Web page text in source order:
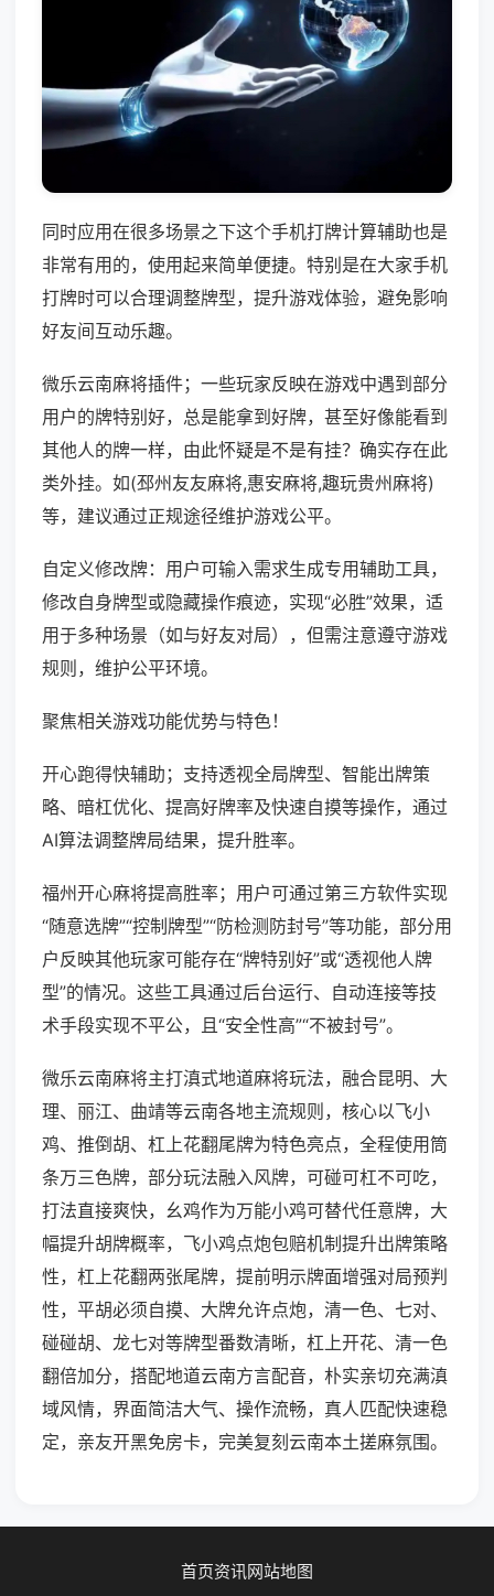
同时应用在很多场景之下这个手机打牌计算辅助也是
非常有用的，使用起来简单便捷。特别是在大家手机
打牌时可以合理调整牌型，提升游戏体验，避免影响
好友间互动乐趣。
微乐云南麻将插件；一些玩家反映在游戏中遇到部分
用户的牌特别好，总是能拿到好牌，甚至好像能看到
其他人的牌一样，由此怀疑是不是有挂？确实存在此
类外挂。如(邳州友友麻将,惠安麻将,趣玩贵州麻将)
等，建议通过正规途径维护游戏公平。
自定义修改牌：用户可输入需求生成专用辅助工具，
修改自身牌型或隐藏操作痕迹，实现“必胜”效果，适
用于多种场景（如与好友对局），但需注意遵守游戏
规则，维护公平环境。
聚焦相关游戏功能优势与特色！
开心跑得快辅助；支持透视全局牌型、智能出牌策
略、暗杠优化、提高好牌率及快速自摸等操作，通过
AI算法调整牌局结果，提升胜率。
福州开心麻将提高胜率；用户可通过第三方软件实现
“随意选牌”“控制牌型”“防检测防封号”等功能，部分用
户反映其他玩家可能存在“牌特别好”或“透视他人牌
型”的情况。这些工具通过后台运行、自动连接等技
术手段实现不平公，且“安全性高”“不被封号”。
微乐云南麻将主打滇式地道麻将玩法，融合昆明、大
理、丽江、曲靖等云南各地主流规则，核心以飞小
鸡、推倒胡、杠上花翻尾牌为特色亮点，全程使用筒
条万三色牌，部分玩法融入风牌，可碰可杠不可吃，
打法直接爽快，幺鸡作为万能小鸡可替代任意牌，大
幅提升胡牌概率，飞小鸡点炮包赔机制提升出牌策略
性，杠上花翻两张尾牌，提前明示牌面增强对局预判
性，平胡必须自摸、大牌允许点炮，清一色、七对、
碰碰胡、龙七对等牌型番数清晰，杠上开花、清一色
翻倍加分，搭配地道云南方言配音，朴实亲切充满滇
域风情，界面简洁大气、操作流畅，真人匹配快速稳
定，亲友开黑免房卡，完美复刻云南本土搓麻氛围。
首页资讯网站地图